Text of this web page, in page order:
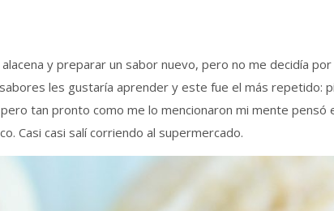
y preparar un sabor nuevo, pero no me decidía
les gustaría aprender y este fue el más repetido:
tan pronto como me lo mencionaron mi mente pensó
Casi casi salí corriendo al supermercado.